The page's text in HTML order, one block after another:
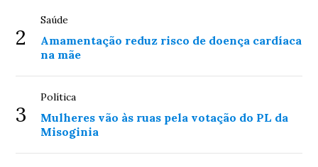
2
Saúde
Amamentação reduz risco de doença cardíaca
na mãe
3
Política
Mulheres vão às ruas pela votação do PL da
Misoginia